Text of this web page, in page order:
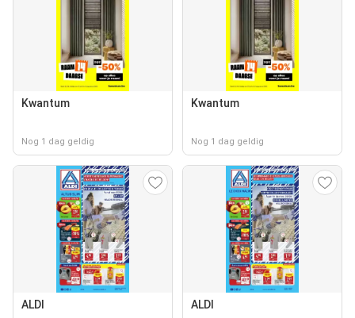
Kwantum
Nog 1 dag geldig
Kwantum
Nog 1 dag geldig
ALDI ALDI